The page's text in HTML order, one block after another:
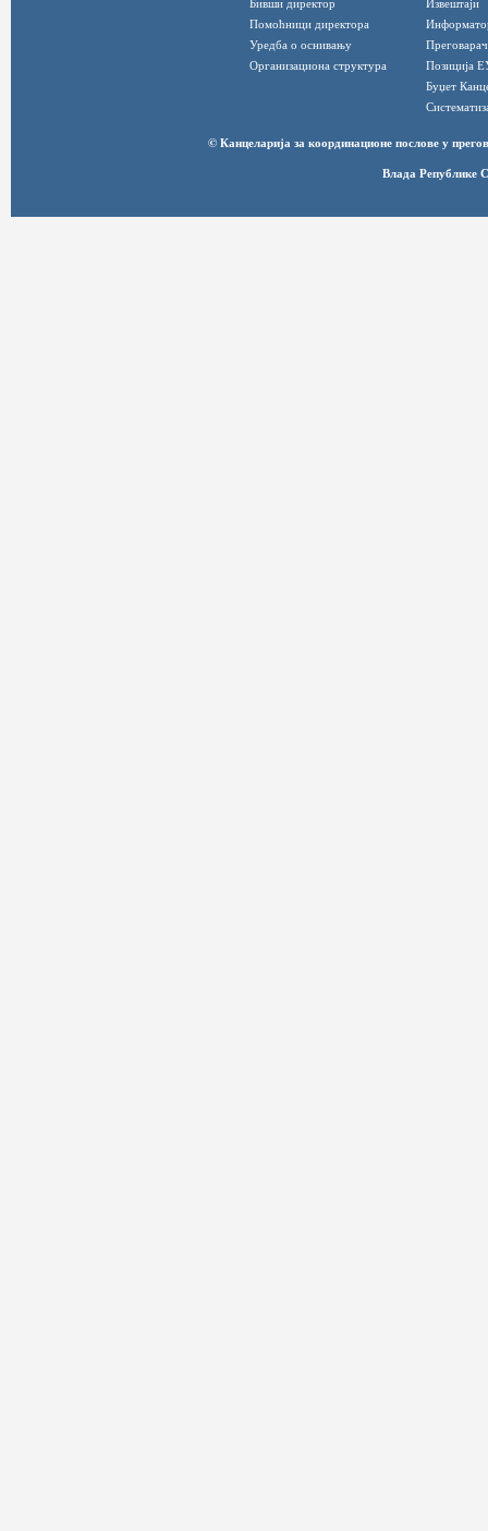
Помоћници директора
Уредба о оснивању
Организациона структура
Позиција
Буџет
© Канцеларија за координационе послове у
Влада Републике